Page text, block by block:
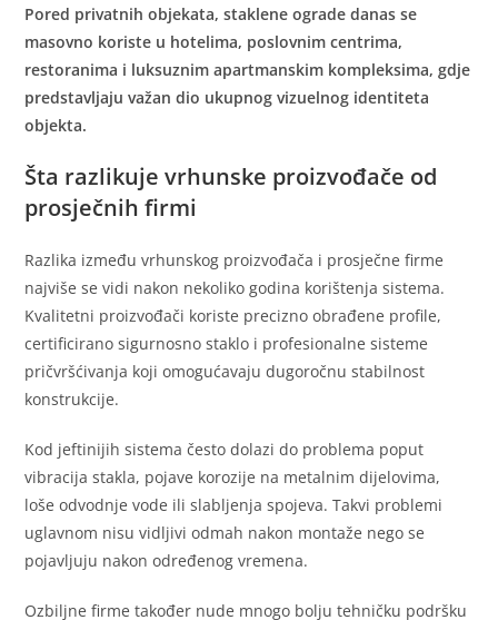
Pored privatnih objekata, staklene ograde danas se
masovno koriste u hotelima, poslovnim centrima,
restoranima i luksuznim apartmanskim kompleksima, gdje
predstavljaju važan dio ukupnog vizuelnog identiteta
objekta.
Šta razlikuje vrhunske proizvođače od
prosječnih firmi
Razlika između vrhunskog proizvođača i prosječne firme
najviše se vidi nakon nekoliko godina korištenja sistema.
Kvalitetni proizvođači koriste precizno obrađene profile,
certificirano sigurnosno staklo i profesionalne sisteme
pričvršćivanja koji omogućavaju dugoročnu stabilnost
konstrukcije.
Kod jeftinijih sistema često dolazi do problema poput
vibracija stakla, pojave korozije na metalnim dijelovima,
loše odvodnje vode ili slabljenja spojeva. Takvi problemi
uglavnom nisu vidljivi odmah nakon montaže nego se
pojavljuju nakon određenog vremena.
Ozbiljne firme također nude mnogo bolju tehničku podršku